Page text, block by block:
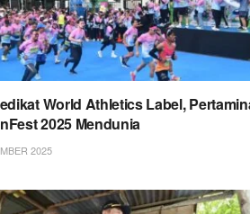
World Athletics Label,
2025 Mendunia
2025